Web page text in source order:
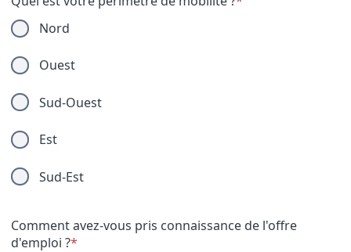
Nord
Ouest
Sud-Ouest
Est
Sud-Est
Comment avez-vous pris connaissance de l'offre
d'emploi ?*